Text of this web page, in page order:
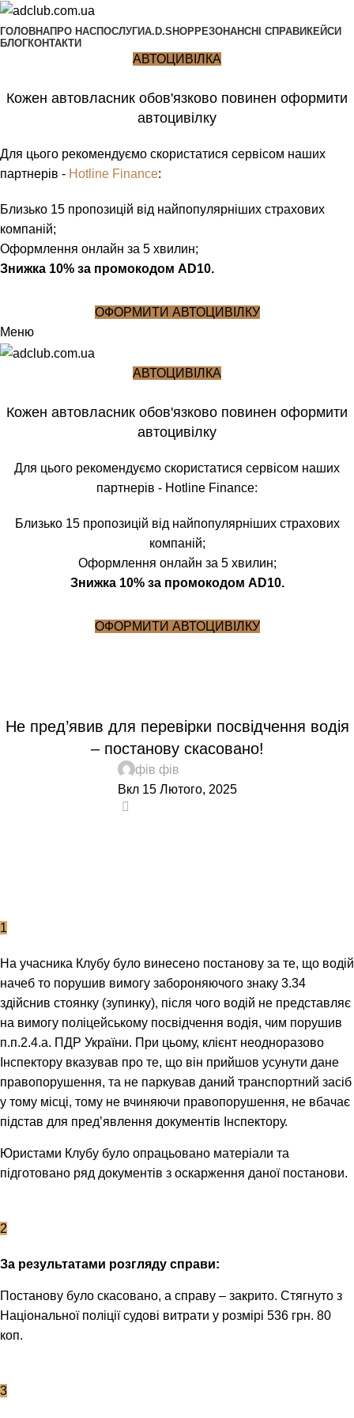
ГОЛОВНАПРО НАСПОСЛУГИA.D.SHOPРЕЗОНАНСНІ СПРАВИ КЕЙСИ
БЛОГКОНТАКТИ
АВТОЦИВІЛКА
Кожен автовласник обов'язково повинен оформити
автоцивілку
Для цього рекомендуємо скористатися сервісом наших
партнерів - Hotline Finance:
Близько 15 пропозицій від найпопулярніших страхових
компаній;
Оформлення онлайн за 5 хвилин;
Знижка 10% за промокодом AD10.
ОФОРМИТИ АВТОЦИВІЛКУ
Меню
АВТОЦИВІЛКА
Кожен автовласник обов'язково повинен оформити
автоцивілку
Для цього рекомендуємо скористатися сервісом наших
партнерів - Hotline Finance:
Близько 15 пропозицій від найпопулярніших страхових
компаній;
Оформлення онлайн за 5 хвилин;
Знижка 10% за промокодом AD10.
ОФОРМИТИ АВТОЦИВІЛКУ
Не пред’явив для перевірки посвідчення водія
– постанову скасовано!
фів фів
Вкл 15 Лютого, 2025
1
На учасника Клубу було винесено постанову за те, що водій
начеб то порушив вимогу забороняючого знаку 3.34
здійснив стоянку (зупинку), після чого водій не представляє
на вимогу поліцейському посвідчення водія, чим порушив
п.п.2.4.а. ПДР України. При цьому, клієнт неодноразово
Інспектору вказував про те, що він прийшов усунути дане
правопорушення, та не паркував даний транспортний засіб
у тому місці, тому не вчиняючи правопорушення, не вбачає
підстав для пред’явлення документів Інспектору.
Юристами Клубу було опрацьовано матеріали та
підготовано ряд документів з оскарження даної постанови.
2
За результатами розгляду справи:
Постанову було скасовано, а справу – закрито. Стягнуто з
Національної поліції судові витрати у розмірі 536 грн. 80
коп.
3